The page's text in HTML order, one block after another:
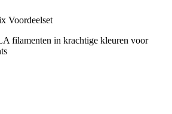
Voordeelset
filamenten in krachtige kleuren voor